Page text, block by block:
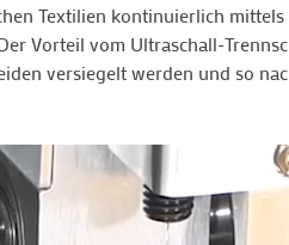
Textilien kontinuierlich mittels
Vorteil vom Ultraschall-
versiegelt werden und so